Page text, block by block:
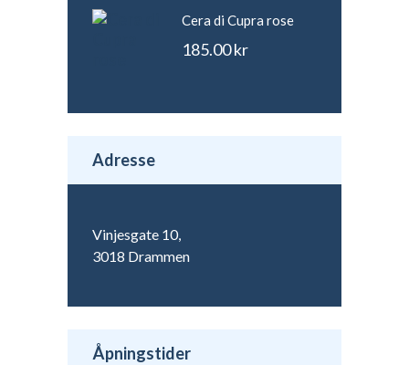
Cera di Cupra rose
185.00kr
Adresse
Vinjesgate 10,
3018 Drammen
Åpningstider